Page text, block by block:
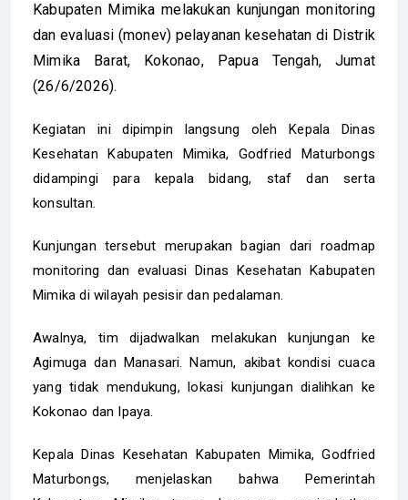
Kabupaten Mimika melakukan kunjungan monitoring
dan evaluasi (monev) pelayanan kesehatan di Distrik
Mimika Barat, Kokonao, Papua Tengah, Jumat
(26/6/2026).
Kegiatan ini dipimpin langsung oleh Kepala Dinas
Kesehatan Kabupaten Mimika, Godfried Maturbongs
didampingi para kepala bidang, staf dan serta
konsultan.
Kunjungan tersebut merupakan bagian dari roadmap
monitoring dan evaluasi Dinas Kesehatan Kabupaten
Mimika di wilayah pesisir dan pedalaman.
Awalnya, tim dijadwalkan melakukan kunjungan ke
Agimuga dan Manasari. Namun, akibat kondisi cuaca
yang tidak mendukung, lokasi kunjungan dialihkan ke
Kokonao dan Ipaya.
Kepala Dinas Kesehatan Kabupaten Mimika, Godfried
Maturbongs, menjelaskan bahwa Pemerintah